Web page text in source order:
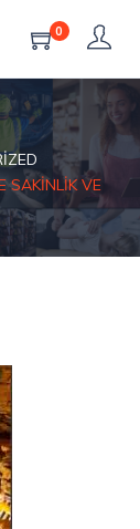
0
SAKINLIK VE